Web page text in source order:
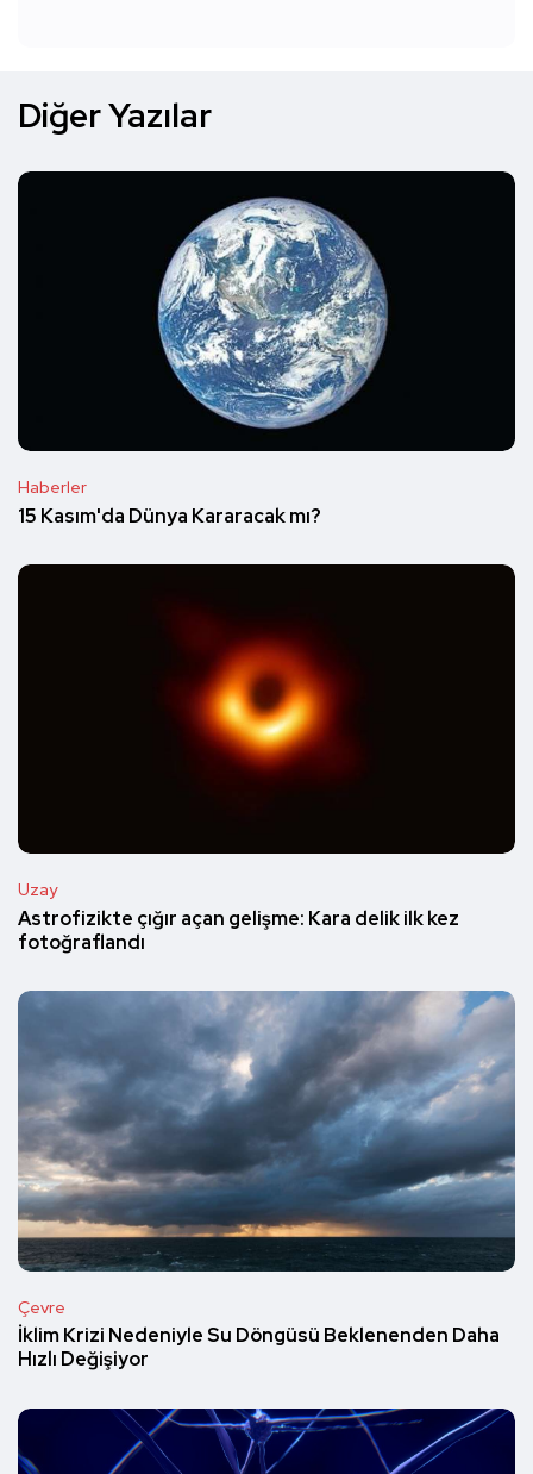
Diğer Yazılar
Haberler
15 Kasım'da Dünya Kararacak mı?
Uzay
Astrofizikte çığır açan gelişme: Kara delik ilk kez
fotoğraflandı
Çevre
İklim Krizi Nedeniyle Su Döngüsü Beklenenden Daha
Hızlı Değişiyor